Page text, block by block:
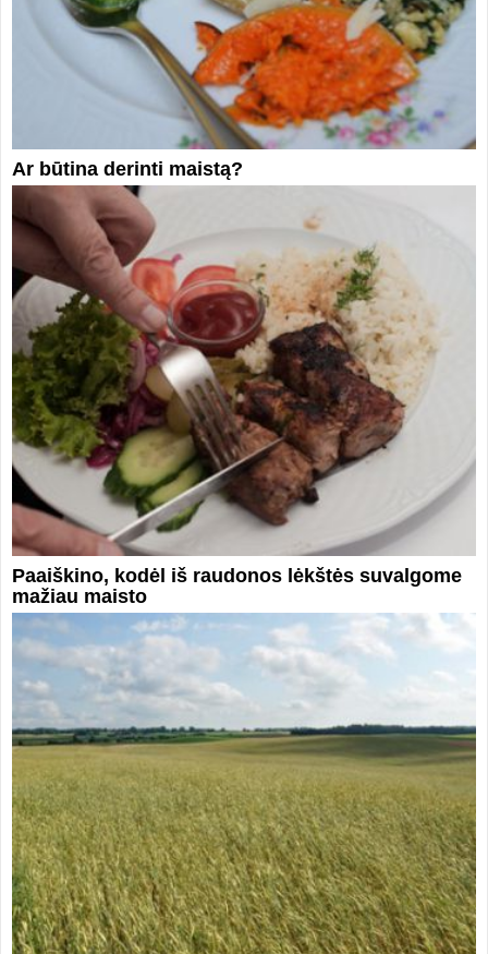
Ar būtina derinti maistą?
Paaiškino, kodėl iš raudonos lėkštės suvalgome
mažiau maisto